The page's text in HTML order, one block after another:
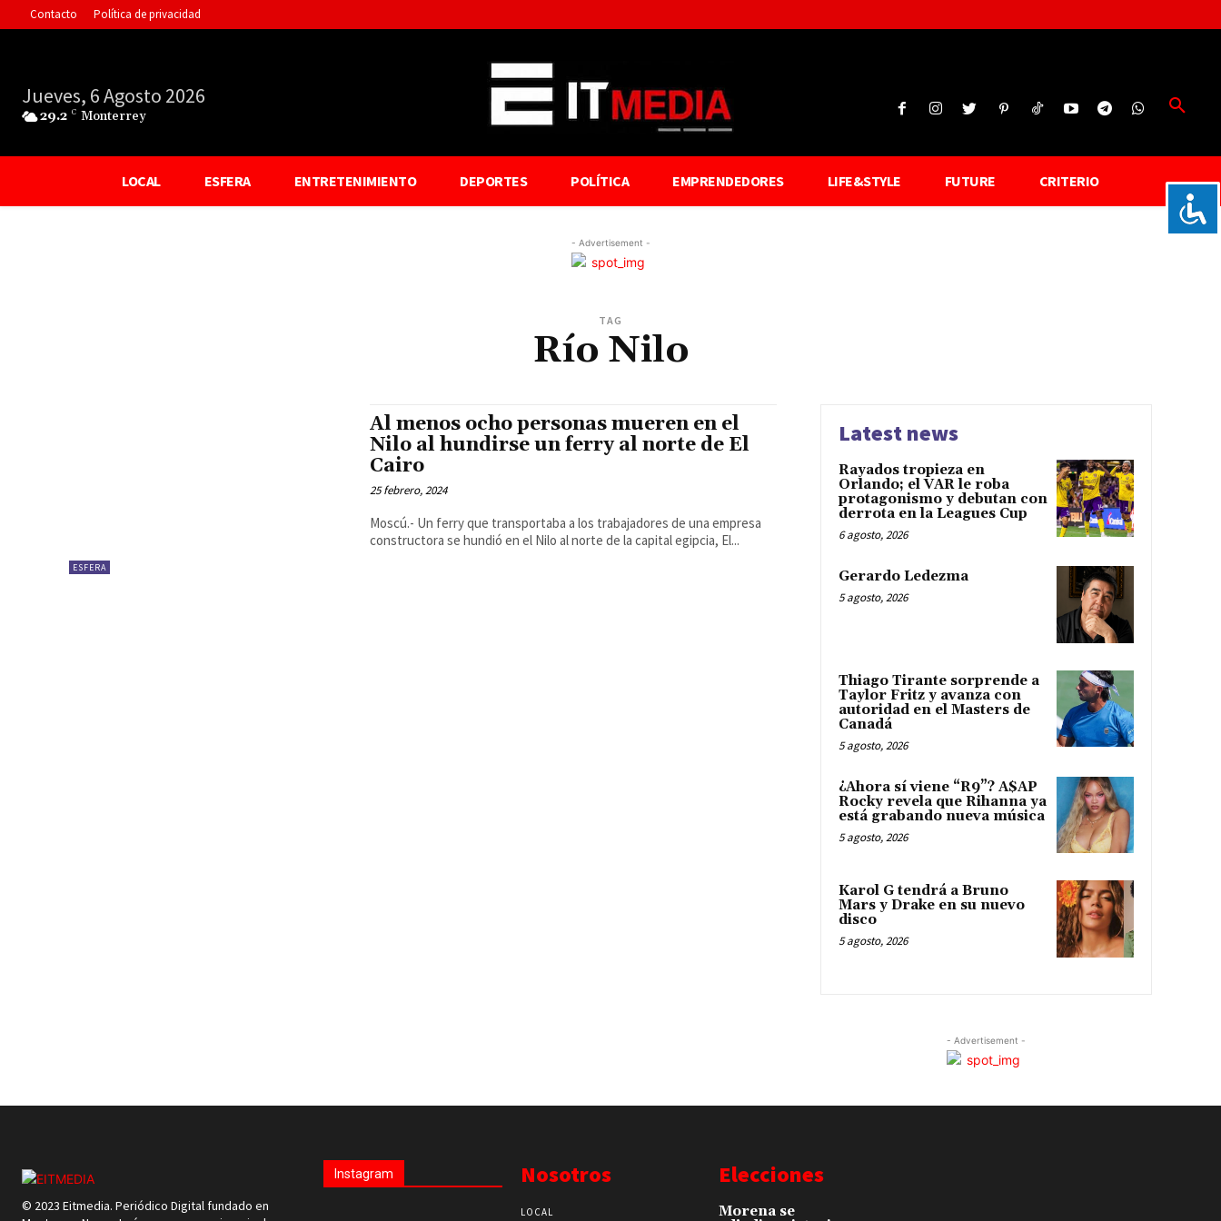
Contacto Política de privacidad
Jueves, 6 Agosto 2026
29.2 C Monterrey
LOCAL ESFERA ENTRETENIMIENTO DEPORTES POLÍTICA EMPRENDEDORES LIFE&STYLE FUTURE CRITERIO
- Advertisement -
TAG
Río Nilo
ESFERA
Al menos ocho personas mueren en el
Nilo al hundirse un ferry al norte de El
Cairo
25 febrero, 2024
Moscú.- Un ferry que transportaba a los trabajadores de una empresa
constructora se hundió en el Nilo al norte de la capital egipcia, El...
Latest news
Rayados tropieza en
Orlando; el VAR le roba
protagonismo y debutan con
derrota en la Leagues Cup
6 agosto, 2026
Gerardo Ledezma
5 agosto, 2026
Thiago Tirante sorprende a
Taylor Fritz y avanza con
autoridad en el Masters de
Canadá
5 agosto, 2026
¿Ahora sí viene “R9”? A$AP
Rocky revela que Rihanna ya
está grabando nueva música
5 agosto, 2026
Karol G tendrá a Bruno
Mars y Drake en su nuevo
disco
5 agosto, 2026
- Advertisement -
© 2023 Eitmedia. Periódico Digital fundado en
Instagram Nosotros
LOCAL
Elecciones
Morena se